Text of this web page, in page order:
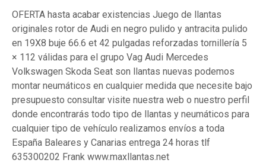
original
era:
2,200.00€.
actual
es:
1,650.00€.
OFERTA hasta acabar existencias Juego de llantas
originales rotor de Audi en negro pulido y antracita pulido
en 19X8 buje 66.6 et 42 pulgadas reforzadas tornillería 5
× 112 válidas para el grupo Vag Audi Mercedes
Volkswagen Skoda Seat son llantas nuevas podemos
montar neumáticos en cualquier medida que necesite bajo
presupuesto consultar visite nuestra web o nuestro perfil
donde encontrarás todo tipo de llantas y neumáticos para
cualquier tipo de vehículo realizamos envíos a toda
España Baleares y Canarias entrega 24 horas tlf
635300202 Frank www.maxllantas.net